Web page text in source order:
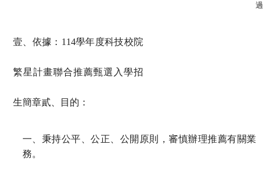
過
壹、依據 ：114學年度科技校院
繁星計畫聯合推薦甄選入學招
生簡章貳、目的：
一、秉持公平、公正、公開原則，審慎辦理推薦有關業
務。